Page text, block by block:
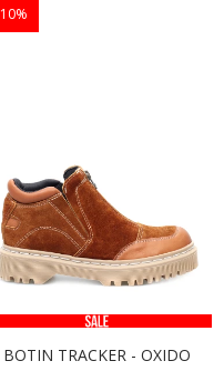
10
BOTIN TRACKER - OXIDO